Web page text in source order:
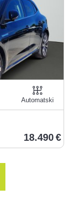
Automatski
18.490